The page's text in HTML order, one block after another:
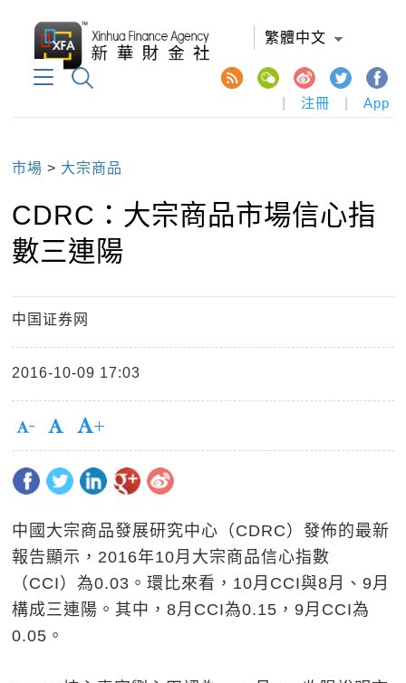
繁體中文
注冊 App
市場 > 大宗商品
CDRC：大宗商品市場信心指
數三連陽
中国证券网
2016-10-09 17:03
中國大宗商品發展研究中心（CDRC）發佈的最新
報告顯示，2016年10月大宗商品信心指數
（CCI）為0.03。環比來看，10月CCI與8月、9月
構成三連陽。其中，8月CCI為0.15，9月CCI為
0.05。